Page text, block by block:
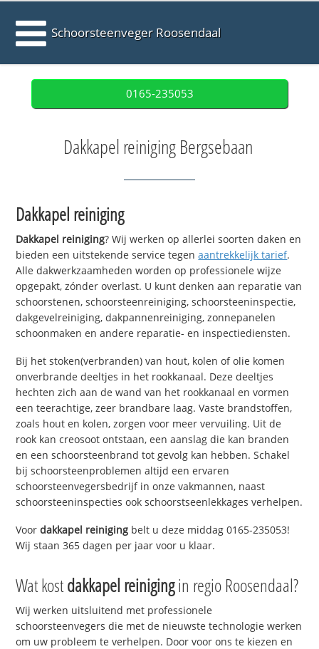
Schoorsteenveger Roosendaal
0165-235053
Dakkapel reiniging Bergsebaan
Dakkapel reiniging
Dakkapel reiniging? Wij werken op allerlei soorten daken en
bieden een uitstekende service tegenaantrekkelijk tarief.
Alle dakwerkzaamheden worden op professionele wijze
opgepakt, zónder overlast. U kunt denken aan reparatie van
schoorstenen, schoorsteenreiniging, schoorsteeninspectie,
dakgevelreiniging, dakpannenreiniging, zonnepanelen
schoonmaken en andere reparatie- en inspectiediensten.
Bij het stoken(verbranden) van hout, kolen of olie komen
onverbrande deeltjes in het rookkanaal. Deze deeltjes
hechten zich aan de wand van het rookkanaal en vormen
een teerachtige, zeer brandbare laag. Vaste brandstoffen,
zoals hout en kolen, zorgen voor meer vervuiling. Uit de
rook kan creosoot ontstaan, een aanslag die kan branden
en een schoorsteenbrand tot gevolg kan hebben. Schakel
bij schoorsteenproblemen altijd een ervaren
schoorsteenvegersbedrijf in onze vakmannen, naast
schoorsteeninspecties ook schoorstseenlekkages verhelpen.
Voordakkapel reiniging belt u deze middag 0165-235053!
Wij staan 365 dagen per jaar voor u klaar.
Wat kostdakkapel reinigingin regio Roosendaal?
Wij werken uitsluitend met professionele
schoorsteenvegers die met de nieuwste technologie werken
om uw probleem te verhelpen. Door voor ons te kiezen en